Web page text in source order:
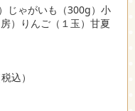
じゃがいも（300g）小
）りんご（１玉）甘夏
込）